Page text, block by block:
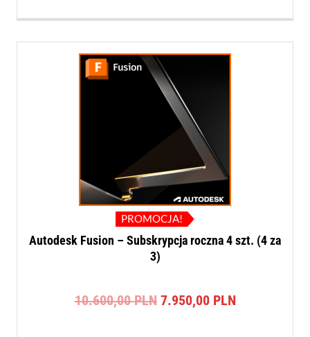
PROMOCJA!
Autodesk Fusion – Subskrypcja roczna 4 szt. (4 za
3)
10.600,00PLN Pierwotna
7.950,00 PLNAktualna